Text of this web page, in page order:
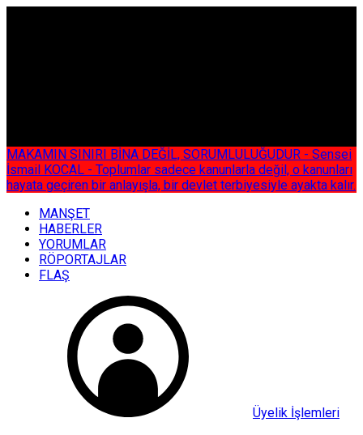
MAKAMIN SINIRI BİNA DEĞİL, SORUMLULUĞUDUR - Sensei
İsmail KOCAL - Toplumlar sadece kanunlarla değil, o kanunları
hayata geçiren bir anlayışla, bir devlet terbiyesiyle ayakta kalır.
MANŞET
HABERLER
YORUMLAR
RÖPORTAJLAR
FLAŞ
Üyelik İşlemleri